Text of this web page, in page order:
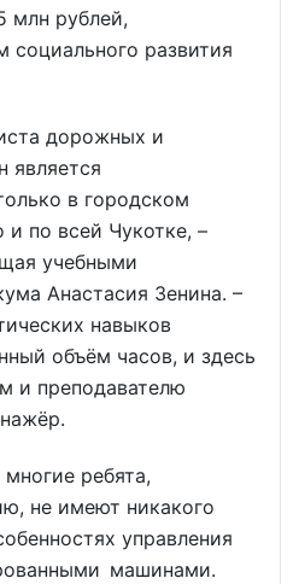
млн рублей,
социального развития
дорожных и
является
в городском
и по всей Чукотке, –
учебными
Анастасия Зенина. –
навыков
объём часов, и здесь
и преподавателю
ребята,
не имеют никакого
управления
машинами.